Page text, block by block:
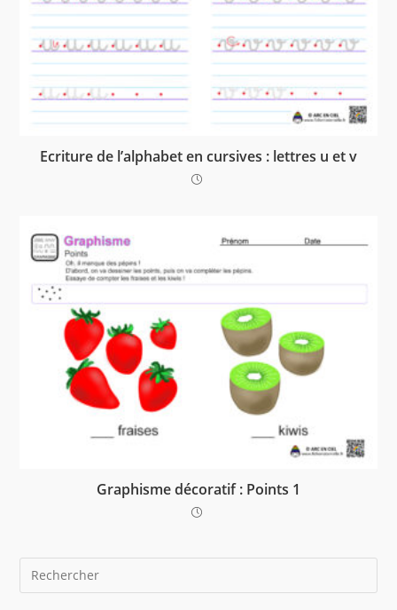
Ecriture de l’alphabet en cursives : lettres u et v
Graphisme décoratif : Points 1